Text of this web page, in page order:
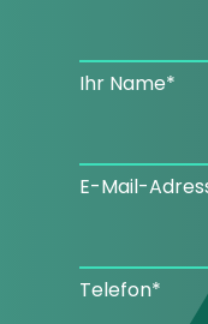
Ihr Name*
E-Mail-
Telefon*